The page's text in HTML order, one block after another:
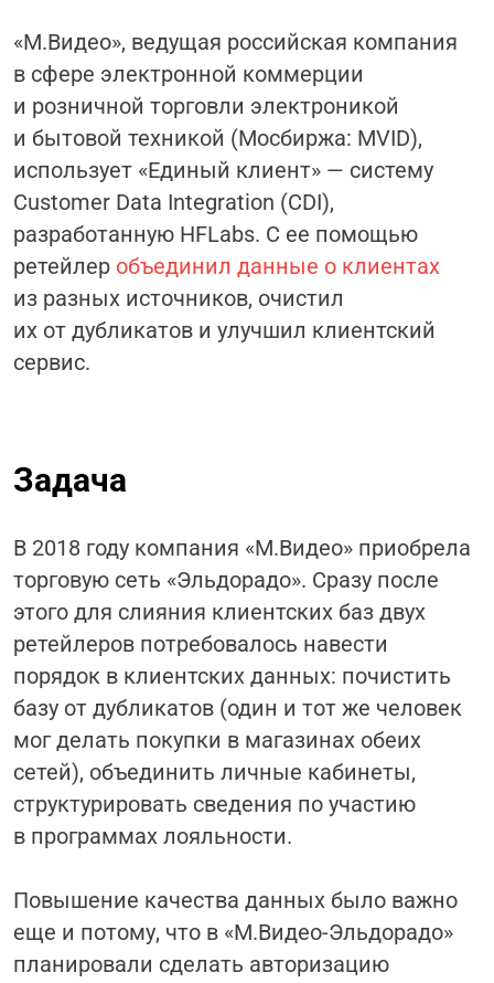
«М.Видео», ведущая российская компания
в сфере электронной коммерции
и розничной торговли электроникой
и бытовой техникой (Мосбиржа: MVID),
использует «Единый клиент» — систему
Customer Data Integration (CDI),
разработанную HFLabs. С ее помощью
ретейлер объединил данные о клиентах
из разных источников, очистил
их от дубликатов и улучшил клиентский
сервис.
Задача
В 2018 году компания «М.Видео» приобрела
торговую сеть «Эльдорадо». Сразу после
этогодля слияния клиентских баз двух
ретейлеров потребовалось навести
порядок в клиентских данных: почистить
базу от дубликатов (один и тот же человек
мог делать покупки в магазинах обеих
сетей), объединить личные кабинеты,
структурировать сведения по участию
в программах лояльности.
Повышение качества данных было важно
еще и потому, что в «М.Видео-Эльдорадо»
планировали сделать авторизацию